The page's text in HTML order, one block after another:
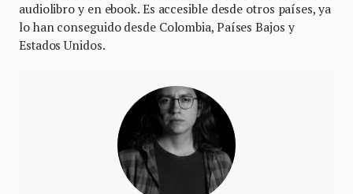
audiolibro y en ebook. Es accesible desde otros países, ya
lo han conseguido desde Colombia, Países Bajos y
Estados Unidos.